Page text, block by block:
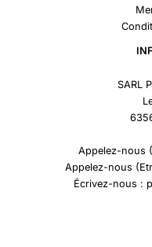
SARL
Appelez-nous
Appelez-nous
Écrivez-nous :